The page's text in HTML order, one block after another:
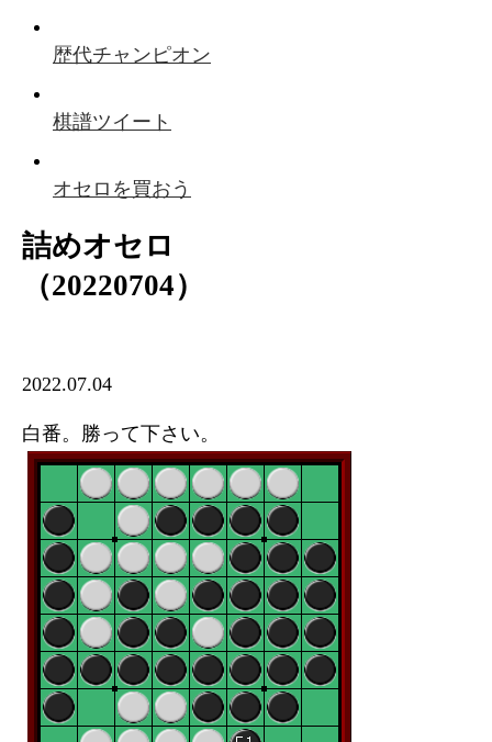
歴代チャンピオン
棋譜ツイート
オセロを買おう
詰めオセロ
（20220704）
2022.07.04
白番。勝って下さい。